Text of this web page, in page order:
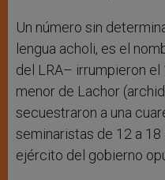
Un número sin
lengua acholi, es el
del LRA– irrumpieron
menor de Lachor
secuestraron a una
seminaristas de 12 a 18
ejército del gobierno